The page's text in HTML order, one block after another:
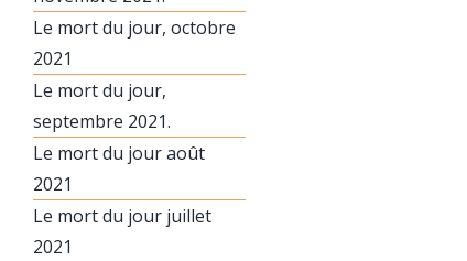
Le mort du jour, octobre
2021
Le mort du jour,
septembre 2021.
Le mort du jour août
2021
Le mort du jour juillet
2021